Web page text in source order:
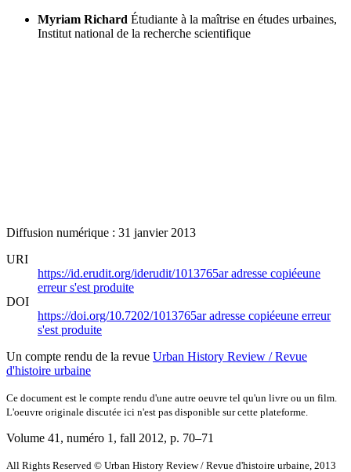
Myriam Richard Étudiante à la maîtrise en études urbaines,
Institut national de la recherche scientifique
Diffusion numérique : 31 janvier 2013
URI
https://id.erudit.org/iderudit/1013765aradresse copiéeune
erreur s'est produite
DOI
https://doi.org/10.7202/1013765aradresse copiéeune erreur
s'est produite
Un compte rendu de la revue Urban History Review / Revue
d'histoire urbaine
Ce document est le compte rendu d'une autre oeuvre tel qu'un livre ou un film.
L'oeuvre originale discutée ici n'est pas disponible sur cette plateforme.
Volume 41, numéro 1, fall 2012, p. 70–71
All Rights Reserved © Urban History Review / Revue d'histoire urbaine, 2013